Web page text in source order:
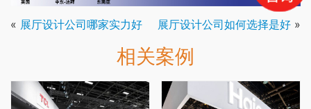
« 展厅设计公司哪家实力好 展厅设计公司如何选择是好 »
相关案例